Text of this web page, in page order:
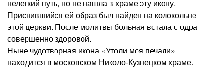
нелегкий путь, но не нашла в храме эту икону.
Приснившийся ей образ был найден на колокольне
этой церкви. После молитвы больная встала с одра
совершенно здоровой.
Ныне чудотворная икона «Утоли моя печали»
находится в московском Николо-Кузнецком храме.